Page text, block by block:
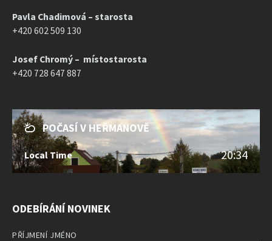
Pavla Chadimová – starosta
+420 602 509 130
Josef Chromý – místostarosta
+420 728 647 887
POČASÍ V HEŘMANOVĚ
Local Time 20:34
ODEBÍRÁNÍ NOVINEK
PŘÍJMENÍ JMÉNO